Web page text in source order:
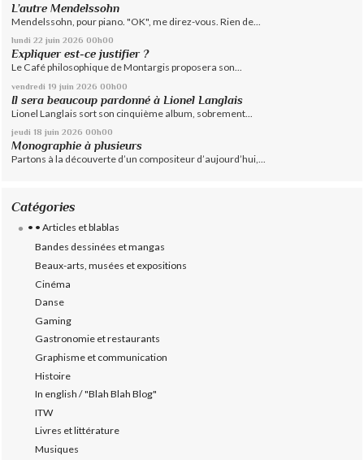
L’autre Mendelssohn
Mendelssohn, pour piano. "OK", me direz-vous. Rien de...
lundi 22 juin 2026 00h00
Expliquer est-ce justifier ?
Le Café philosophique de Montargis proposera son...
vendredi 19 juin 2026 00h00
Il sera beaucoup pardonné à Lionel Langlais
Lionel Langlais sort son cinquième album, sobrement...
jeudi 18 juin 2026 00h00
Monographie à plusieurs
Partons à la découverte d’un compositeur d’aujourd’hui,...
Catégories
• • Articles et blablas
Bandes dessinées et mangas
Beaux-arts, musées et expositions
Cinéma
Danse
Gaming
Gastronomie et restaurants
Graphisme et communication
Histoire
In english / "Blah Blah Blog"
ITW
Livres et littérature
Musiques